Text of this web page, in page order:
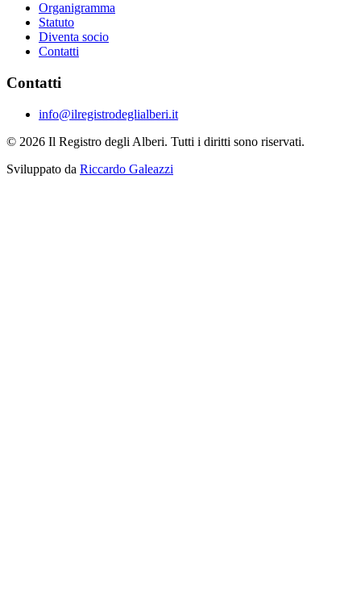
Organigramma
Statuto
Diventa socio
Contatti
Contatti
info@ilregistrodeglialberi.it
© 2026 Il Registro degli Alberi. Tutti i diritti sono riservati.
Sviluppato da Riccardo Galeazzi